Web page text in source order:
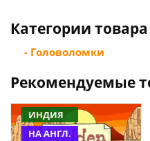
Категории товара
- Головоломки
Рекомендуемые
ИНДИЯ
НА АНГЛ.